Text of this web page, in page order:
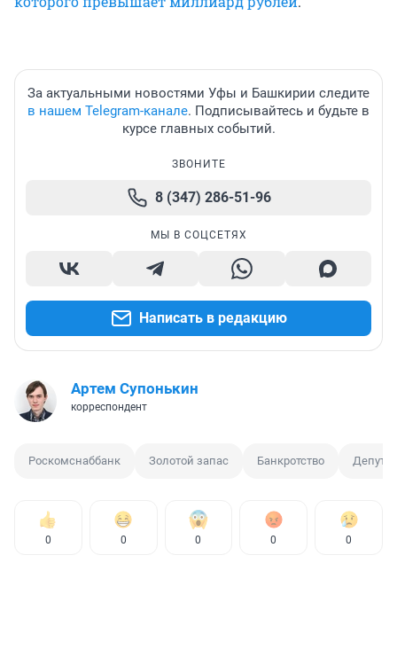
За актуальными новостями Уфы и Башкирии следите
в нашем Telegram-канале. Подписывайтесь и будьте в
курсе главных событий.
ЗВОНИТЕ
8 (347) 286-51-96
МЫ В СОЦСЕТЯХ
Написать в редакцию
Артем Супонькин
корреспондент
Роскомснаббанк Золотой запас Банкротство Депутат
0 0 0 0 0